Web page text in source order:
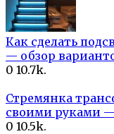
Как сделать
— обзор
0 10.7k.
Стремянка
своими руками
0 10.5k.